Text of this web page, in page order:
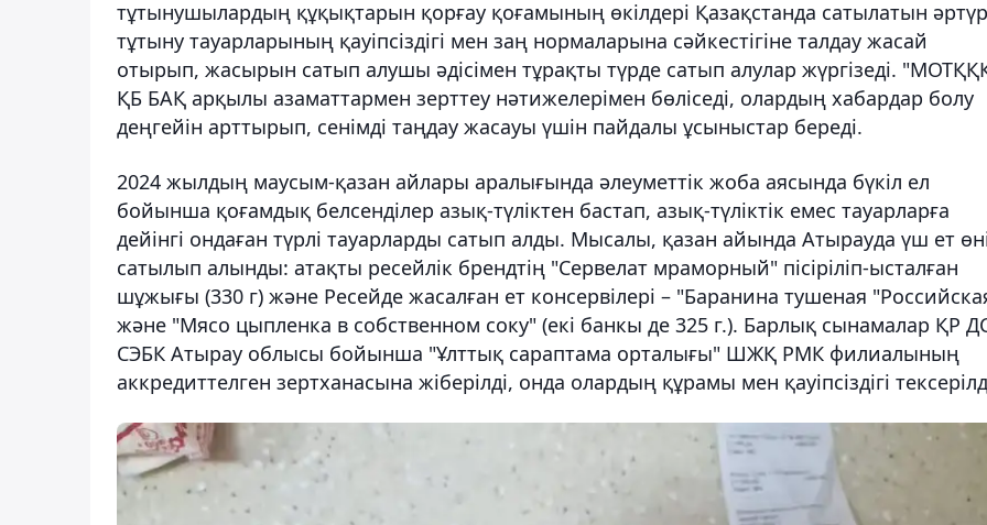
тұтынушылардың құқықтарын қорғау қоғамының өкілдері Қазақстанда сатылатын
тұтыну тауарларының қауіпсіздігі мен заң нормаларына сәйкестігіне талдау жасай
отырып, жасырын сатып алушы әдісімен тұрақты түрде сатып алулар жүргізеді.
ҚБ БАҚ арқылы азаматтармен зерттеу нәтижелерімен бөліседі, олардың хабардар болу
деңгейін арттырып, сенімді таңдау жасауы үшін пайдалы ұсыныстар береді.
2024 жылдың маусым-қазан айлары аралығында әлеуметтік жоба аясында бүкіл ел
бойынша қоғамдық белсенділер азық-түліктен бастап, азық-түліктік емес тауарларға
дейінгі ондаған түрлі тауарларды сатып алды. Мысалы, қазан айында Атырауда үш ет
сатылып алынды: атақты ресейлік брендтің "Сервелат мраморный" пісіріліп-ысталған
шұжығы (330 г) және Ресейде жасалған ет консервілері – "Баранина тушеная
және "Мясо цыпленка в собственном соку" (екі банкы де 325 г.). Барлық сынамалар ҚР
СЭБК Атырау облысы бойынша "Ұлттық сараптама орталығы" ШЖҚ РМК филиалының
аккредиттелген зертханасына жіберілді, онда олардың құрамы мен қауіпсіздігі